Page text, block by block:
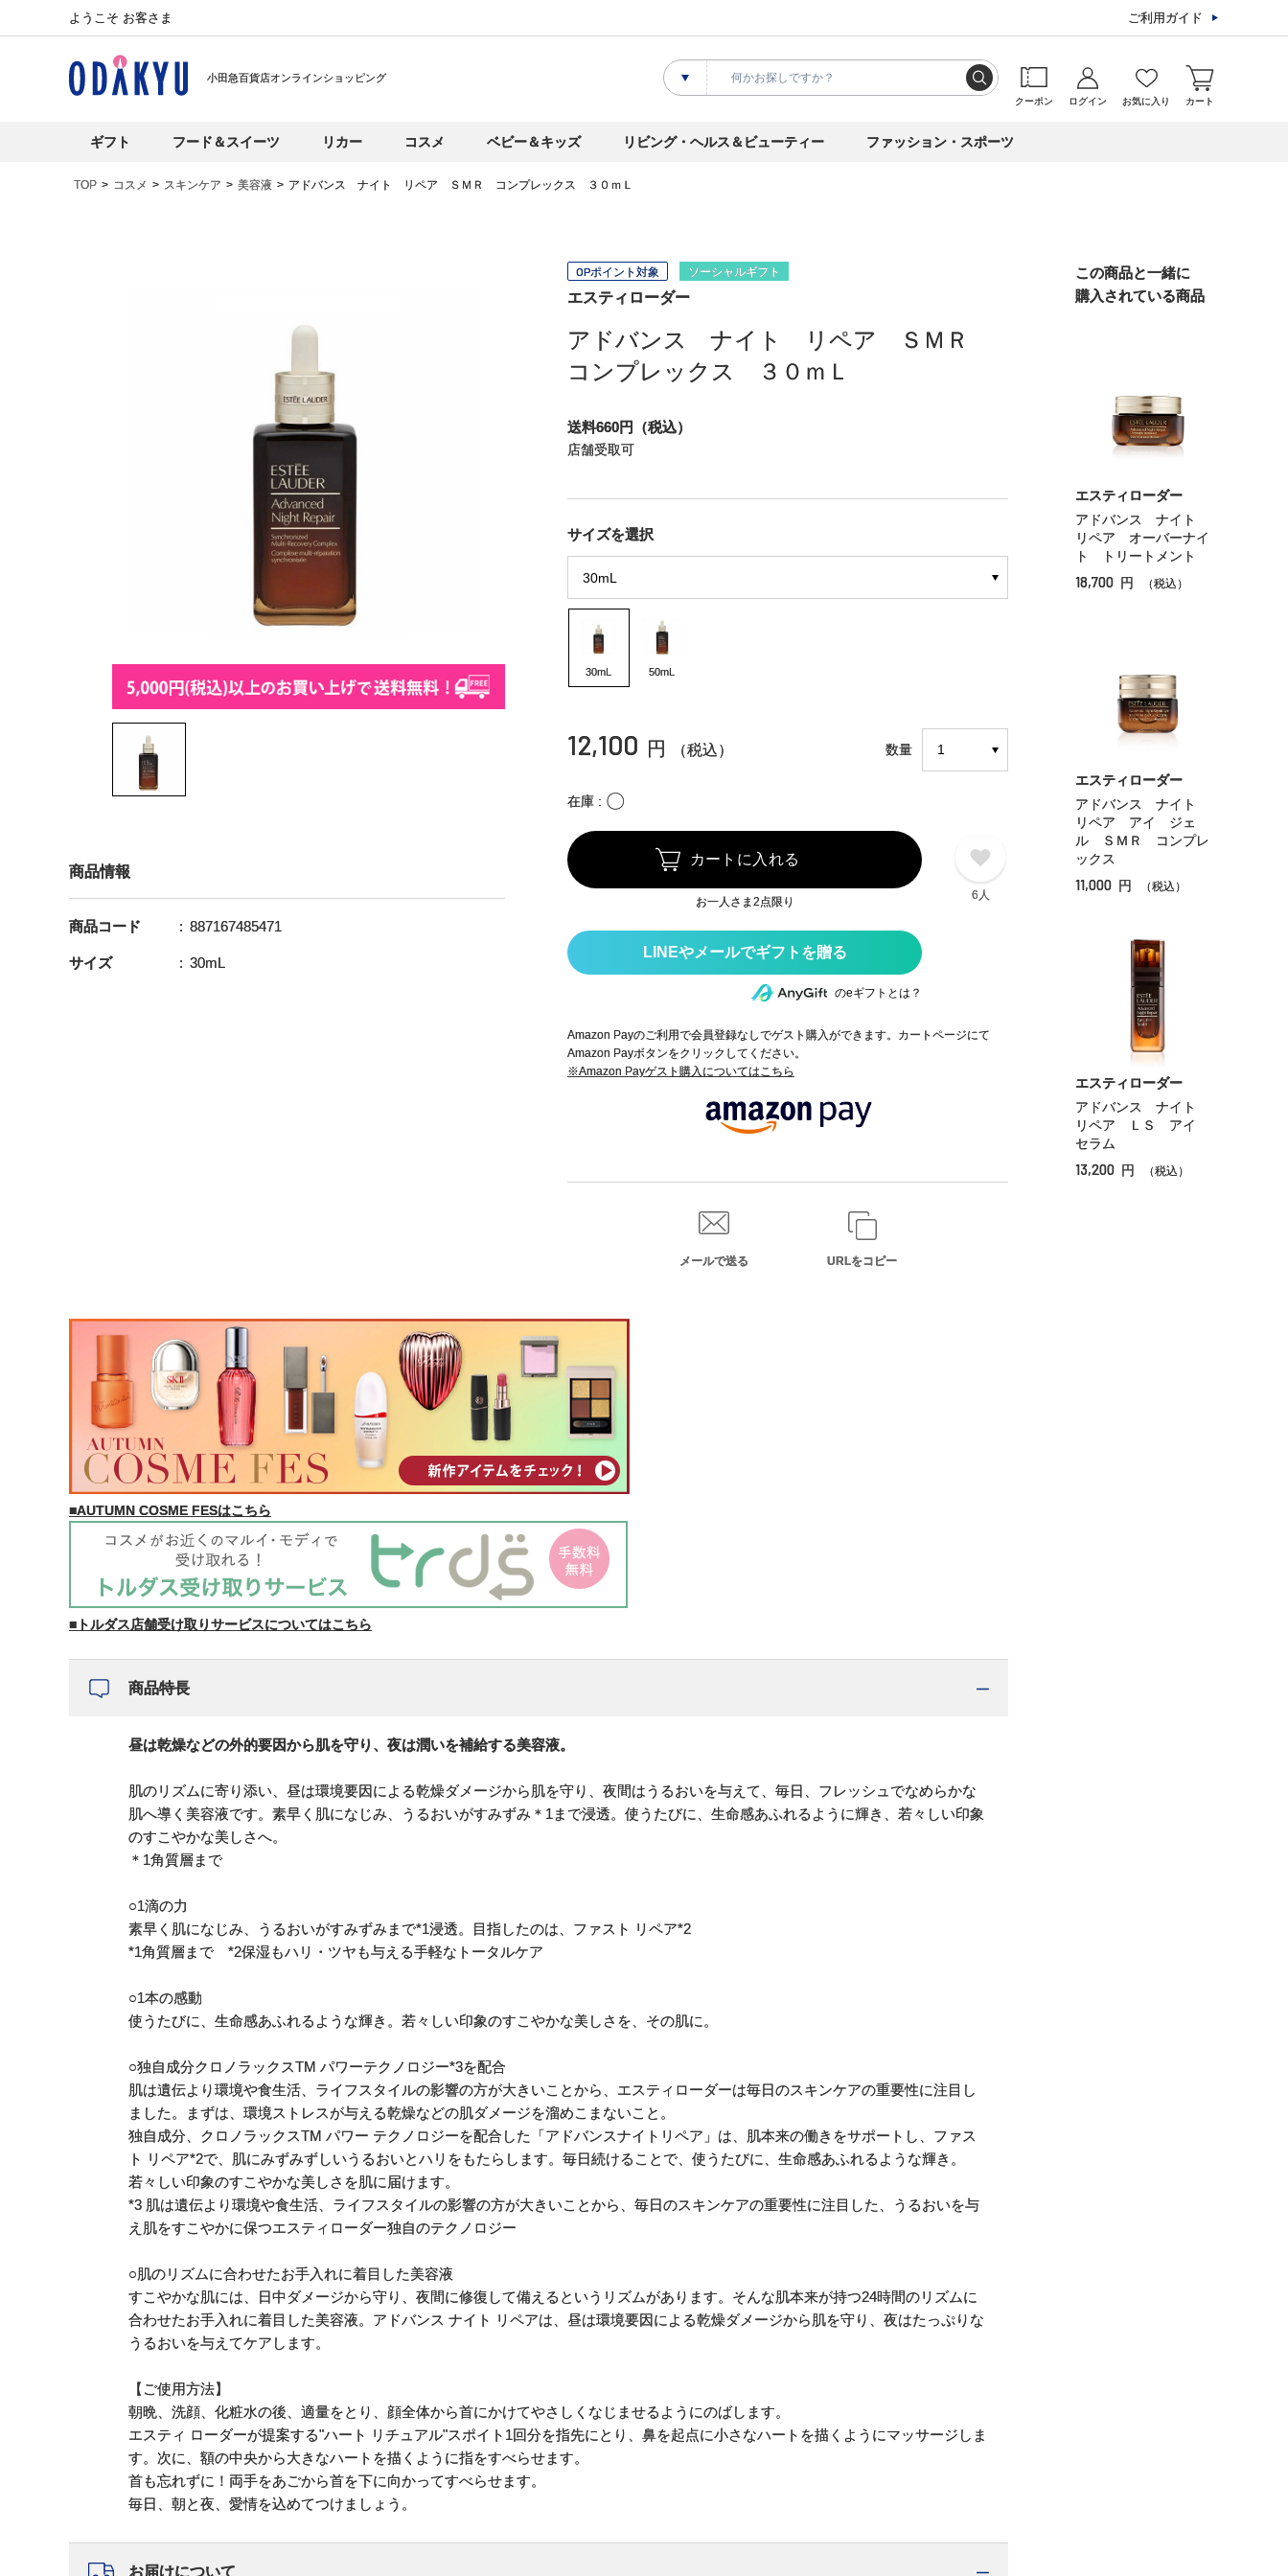
ようこそ お客さま ご利用ガイド
小田急百貨店オンラインショッピング
クーポン ログイン お気に入り カート
ギフト フード＆スイーツ リカー コスメ ベビー＆キッズ リビング・ヘルス＆ビューティー ファッション・スポーツ
TOP コスメ スキンケア 美容液 アドバンス ナイト リペア ＳＭＲ コンプレックス ３０ｍＬ
OPポイント対象 ソーシャルギフト
エスティローダー
アドバンス ナイト リペア ＳＭＲ
コンプレックス ３０ｍＬ
送料660円（税込）
店舗受取可
サイズを選択
30mL 50mL
12,100 円 （税込） 数量
在庫 〇
カートに入れる
お一人さま2点限り 6人
のeギフトとは？
Amazon Payのご利用で会員登録なしでゲスト購入ができます。カートページにて
Amazon Payボタンをクリックしてください。
※Amazon Payゲスト購入についてはこちら
メールで送る URLをコピー
商品情報
商品コード 887167485471
サイズ 30mL
■AUTUMN COSME FESはこちら
■トルダス店舗受け取りサービスについてはこちら
商品特長
昼は乾燥などの外的要因から肌を守り、夜は潤いを補給する美容液。
肌のリズムに寄り添い、昼は環境要因による乾燥ダメージから肌を守り、夜間はうるおいを与えて、毎日、フレッシュでなめらかな
肌へ導く美容液です。素早く肌になじみ、うるおいがすみずみ＊1まで浸透。使うたびに、生命感あふれるように輝き、若々しい印象
のすこやかな美しさへ。
＊1角質層まで
○1滴の力
素早く肌になじみ、うるおいがすみずみまで*1浸透。目指したのは、ファスト リペア*2
*1角質層まで *2保湿もハリ・ツヤも与える手軽なトータルケア
○1本の感動
使うたびに、生命感あふれるような輝き。若々しい印象のすこやかな美しさを、その肌に。
○独自成分クロノラックスTM パワーテクノロジー*3を配合
肌は遺伝より環境や食生活、ライフスタイルの影響の方が大きいことから、エスティローダーは毎日のスキンケアの重要性に注目し
ました。まずは、環境ストレスが与える乾燥などの肌ダメージを溜めこまないこと。
独自成分、クロノラックスTM パワー テクノロジーを配合した「アドバンスナイトリペア」は、肌本来の働きをサポートし、ファス
ト リペア*2で、肌にみずみずしいうるおいとハリをもたらします。毎日続けることで、使うたびに、生命感あふれるような輝き。
若々しい印象のすこやかな美しさを肌に届けます。
*3 肌は遺伝より環境や食生活、ライフスタイルの影響の方が大きいことから、毎日のスキンケアの重要性に注目した、うるおいを与
え肌をすこやかに保つエスティローダー独自のテクノロジー
○肌のリズムに合わせたお手入れに着目した美容液
すこやかな肌には、日中ダメージから守り、夜間に修復して備えるというリズムがあります。そんな肌本来が持つ24時間のリズムに
合わせたお手入れに着目した美容液。アドバンス ナイト リペアは、昼は環境要因による乾燥ダメージから肌を守り、夜はたっぷりな
うるおいを与えてケアします。
【ご使用方法】
朝晩、洗顔、化粧水の後、適量をとり、顔全体から首にかけてやさしくなじませるようにのばします。
エスティ ローダーが提案する"ハート リチュアル"スポイト1回分を指先にとり、鼻を起点に小さなハートを描くようにマッサージしま
す。次に、額の中央から大きなハートを描くように指をすべらせます。
首も忘れずに！両手をあごから首を下に向かってすべらせます。
毎日、朝と夜、愛情を込めてつけましょう。
お届けについて
この商品と一緒に
購入されている商品
エスティローダー
アドバンス ナイト
リペア オーバーナイ
ト トリートメント
18,700 円 （税込）
エスティローダー
アドバンス ナイト
リペア アイ ジェ
ル ＳＭＲ コンプレ
ックス
11,000 円 （税込）
エスティローダー
アドバンス ナイト
リペア ＬＳ アイ
セラム
13,200 円 （税込）